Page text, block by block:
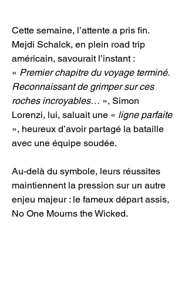
Cette semaine, l’attente a pris fin.
Mejdi Schalck, en plein road trip
américain, savourait l’instant :
« Premier chapitre du voyage terminé.
Reconnaissant de grimper sur ces
roches incroyables… », Simon
Lorenzi, lui, saluait une « ligne parfaite
», heureux d’avoir partagé la bataille
avec une équipe soudée.
Au-delà du symbole, leurs réussites
maintiennent la pression sur un autre
enjeu majeur : le fameux départ assis,
No One Mourns the Wicked.